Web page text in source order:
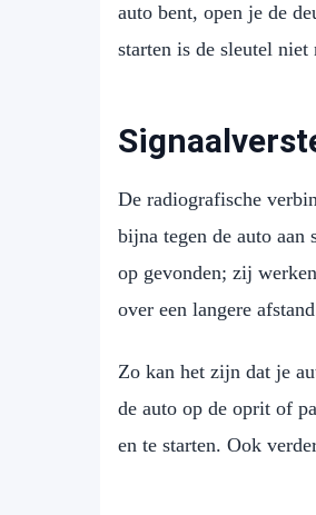
auto bent, open je de
starten is de sleutel
De radiografische
bijna tegen de auto aan
op gevonden; zij
over een langere
Zo kan het zijn dat je
de auto op de oprit of
en te starten. Ook